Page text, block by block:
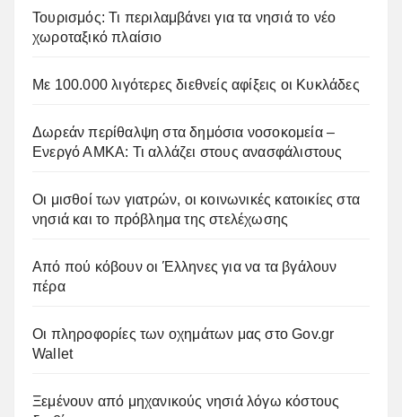
Τουρισμός: Τι περιλαμβάνει για τα νησιά το νέο
χωροταξικό πλαίσιο
Με 100.000 λιγότερες διεθνείς αφίξεις οι Κυκλάδες
Δωρεάν περίθαλψη στα δημόσια νοσοκομεία –
Ενεργό ΑΜΚΑ: Τι αλλάζει στους ανασφάλιστους
Οι μισθοί των γιατρών, οι κοινωνικές κατοικίες στα
νησιά και το πρόβλημα της στελέχωσης
Από πού κόβουν οι Έλληνες για να τα βγάλουν
πέρα
Οι πληροφορίες των οχημάτων μας στο Gov.gr
Wallet
Ξεμένουν από μηχανικούς νησιά λόγω κόστους